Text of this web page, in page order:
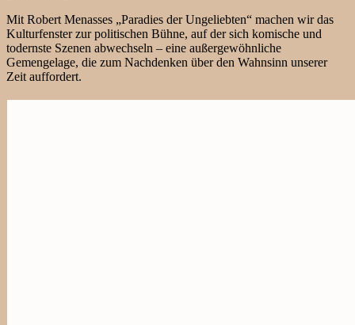
Mit Robert Menasses „Paradies der Ungeliebten“ machen wir das
Kulturfenster zur politischen Bühne, auf der sich komische und
todernste Szenen abwechseln – eine außergewöhnliche
Gemengelage, die zum Nachdenken über den Wahnsinn unserer
Zeit auffordert.